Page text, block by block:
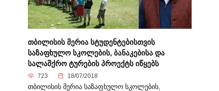
თბილისის მერია სტუდენტებისთვის
საზაფხულო სკოლების, ბანაკებისა და
სალაშქრო ტურების პროექტს იწყებს
723 18/07/2018
თბილისის მერია საზაფხულო სკოლების,